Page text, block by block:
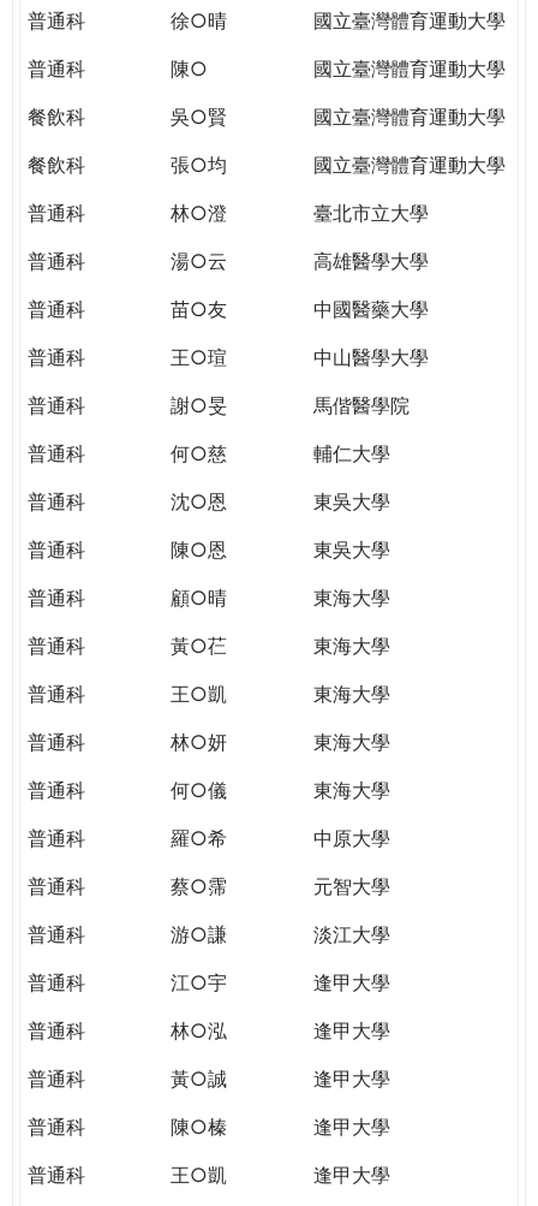
THE
CITIZENSHIP
普通科
徐○晴
國立臺灣體育運動大學
普通科
陳○
國立臺灣體育運動大學
餐飲科
吳○賢
國立臺灣體育運動大學
餐飲科
張○均
國立臺灣體育運動大學
普通科
林○澄
臺北市立大學
普通科
湯○云
高雄醫學大學
普通科
苗○友
中國醫藥大學
普通科
王○瑄
中山醫學大學
普通科
謝○旻
馬偕醫學院
普通科
何○慈
輔仁大學
普通科
沈○恩
東吳大學
普通科
陳○恩
東吳大學
普通科
顧○晴
東海大學
普通科
黃○芢
東海大學
普通科
王○凱
東海大學
普通科
林○妍
東海大學
普通科
何○儀
東海大學
普通科
羅○希
中原大學
普通科
蔡○霈
元智大學
普通科
游○謙
淡江大學
普通科
江○宇
逢甲大學
普通科
林○泓
逢甲大學
普通科
黃○誠
逢甲大學
普通科
陳○榛
逢甲大學
普通科
王○凱
逢甲大學